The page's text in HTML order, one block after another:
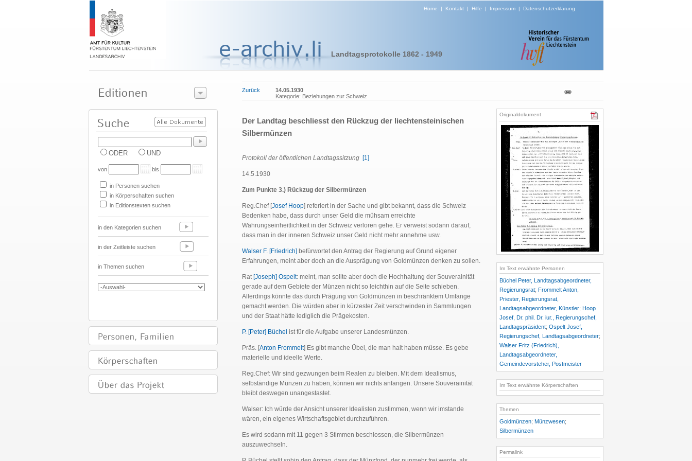
Home | Kontakt| Hilfe | Impressum| Datenschutzerklärung
Landtagsprotokolle 1862 - 1949
ODER UND
von bis
in Personen suchen
in Körperschaften suchen
in Editionstexten suchen
in den Kategorien suchen
in der Zeitleiste suchen
in Themen suchen
Zurück
14.05.1930
Kategorie: Beziehungen zur Schweiz
Der Landtag beschliesst den Rückzug der liechtensteinischen
Silbermünzen
Protokoll der öffentlichen Landtagssitzung [1]
14.5.1930
Zum Punkte 3.) Rückzug der Silbermünzen
Reg.Chef [Josef Hoop] referiert in der Sache und gibt bekannt, dass die Schweiz
Bedenken habe, dass durch unser Geld die mühsam erreichte
Währungseinheitlichkeit in der Schweiz verloren gehe. Er verweist sodann darauf,
dass man in der inneren Schweiz unser Geld nicht mehr annehme usw.
Walser F. [Friedrich] befürwortet den Antrag der Regierung auf Grund eigener
Erfahrungen, meint aber doch an die Ausprägung von Goldmünzen denken zu sollen.
Rat [Joseph] Ospelt: meint, man sollte aber doch die Hochhaltung der Souverainität
gerade auf dem Gebiete der Münzen nicht so leichthin auf die Seite schieben.
Allerdings könnte das durch Prägung von Goldmünzen in beschränktem Umfange
gemacht werden. Die würden aber in kürzester Zeit verschwinden in Sammlungen
und der Staat hätte lediglich die Prägekosten.
P. [Peter] Büchel ist für die Aufgabe unserer Landesmünzen.
Präs. [Anton Frommelt] Es gibt manche Übel, die man halt haben müsse. Es gebe
materielle und ideelle Werte.
Reg.Chef: Wir sind gezwungen beim Realen zu bleiben. Mit dem Idealismus,
selbständige Münzen zu haben, können wir nichts anfangen. Unsere Souverainität
bleibt deswegen unangestastet.
Walser: Ich würde der Ansicht unserer Idealisten zustimmen, wenn wir imstande
wären, ein eigenes Wirtschaftsgebiet durchzuführen.
Es wird sodann mit 11 gegen 3 Stimmen beschlossen, die Silbermünzen
auszuwechseln.
Originaldokument
Im Text erwähnte Personen
Büchel Peter, Landtagsabgeordneter,
Regierungsrat; Frommelt Anton,
Priester, Regierungsrat,
Landtagsabgeordneter, Künstler; Hoop
Josef, Dr. phil. Dr. iur., Regierungschef,
Landtagspräsident; Ospelt Josef,
Regierungschef, Landtagsabgeordneter;
Walser Fritz (Friedrich),
Landtagsabgeordneter,
Gemeindevorsteher, Postmeister
Im Text erwähnte Körperschaften
Themen
Goldmünzen; Münzwesen;
Silbermünzen
Permalink